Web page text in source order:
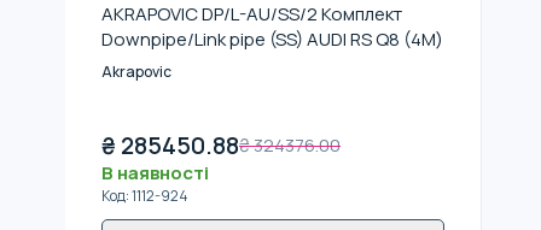
AKRAPOVIC DP/L-AU/SS/2 Комплект
Downpipe/Link pipe (SS) AUDI RS Q8 (4M)
Akrapovic
₴ 285450.88₴324376.00
В наявності
Код:1112-924